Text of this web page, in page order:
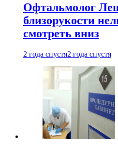
Офтальмолог
близорукости
смотреть вниз
2 года спустя2 года спустя